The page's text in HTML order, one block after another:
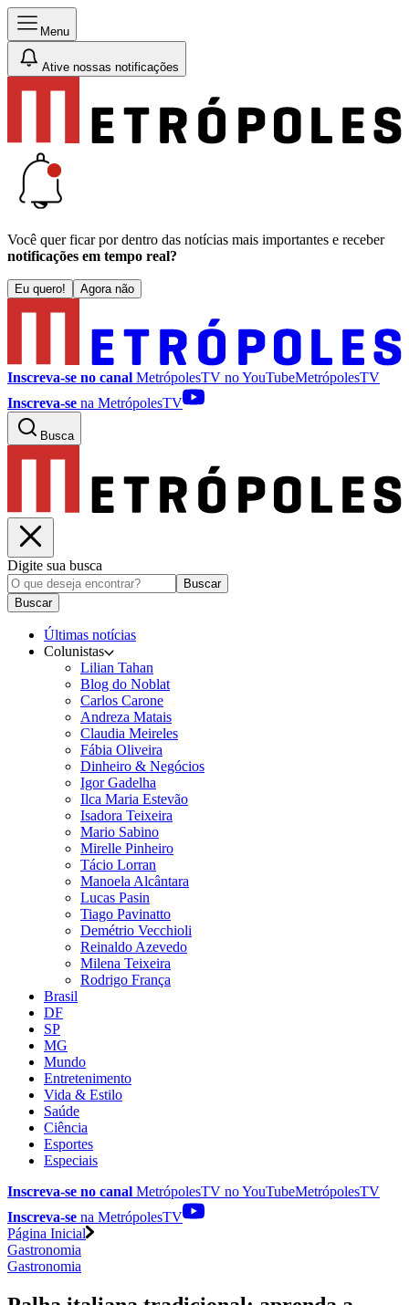
Menu
Ative nossas notificações
Você quer ficar por dentro das notícias mais importantes e receber
notificações em tempo real?
Eu quero! Agora não
Inscreva-se no canal MetrópolesTV noYouTubeMetrópolesTV
Inscreva-se na MetrópolesTV
Busca
Digite sua busca
Buscar
Buscar
Últimas notícias
Colunistas
Lilian Tahan
Blog do Noblat
Carlos Carone
Andreza Matais
Claudia Meireles
Fábia Oliveira
Dinheiro & Negócios
Igor Gadelha
Ilca Maria Estevão
Isadora Teixeira
Mario Sabino
Mirelle Pinheiro
Tácio Lorran
Manoela Alcântara
Lucas Pasin
Tiago Pavinatto
Demétrio Vecchioli
Reinaldo Azevedo
Milena Teixeira
Rodrigo França
Brasil
DF
SP
MG
Mundo
Entretenimento
Vida & Estilo
Saúde
Ciência
Esportes
Especiais
Inscreva-se no canal MetrópolesTV noYouTubeMetrópolesTV
Inscreva-se na MetrópolesTV
Página Inicial
Gastronomia
Gastronomia